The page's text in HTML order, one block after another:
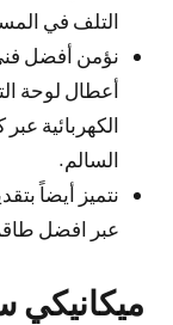
التلف في
نؤمن أفضل
أعطال لوحة
الكهربائية
السالم.
نتميز أيضاً
عبر افضل
ميكانيكي